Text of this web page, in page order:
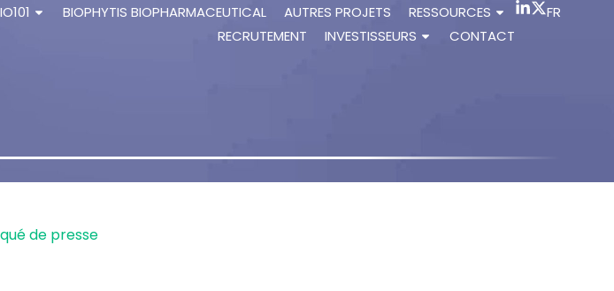
BIOPHYTIS BIOPHARMACEUTICAL AUTRES PROJETS
RESSOURCES
RECRUTEMENT
INVESTISSEURS CONTACT
FR
de presse